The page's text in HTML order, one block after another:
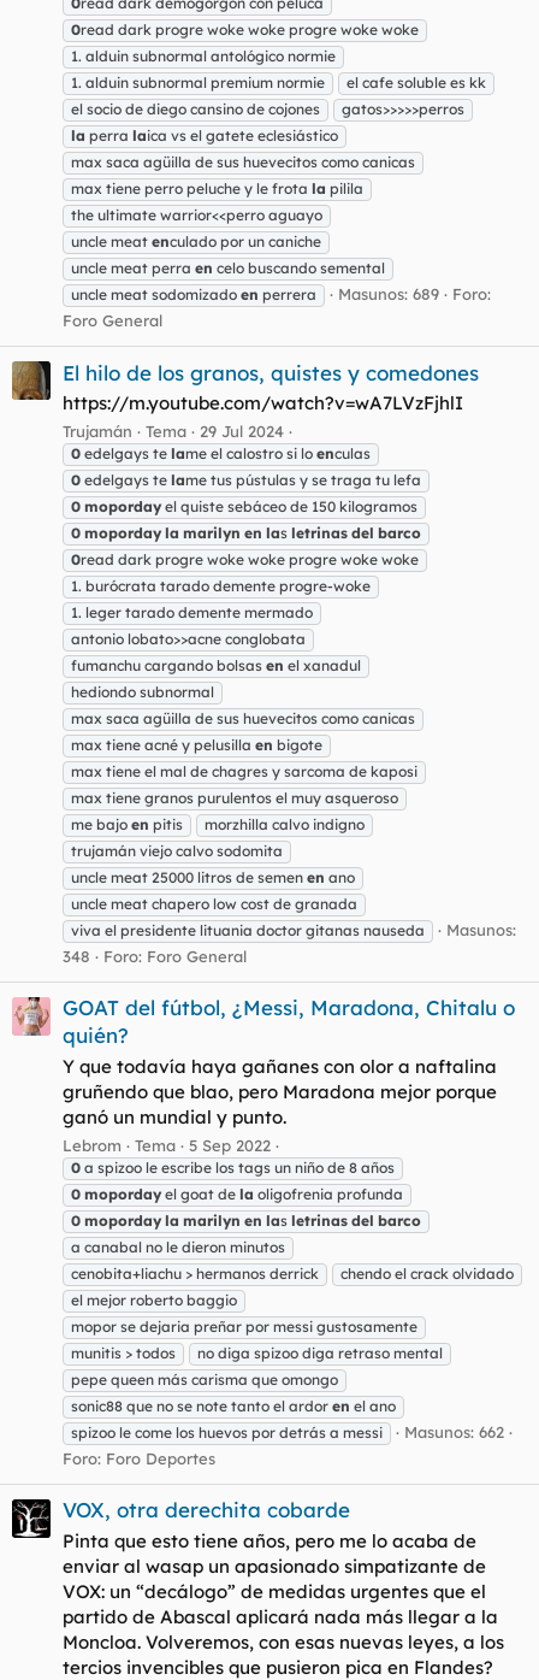
0read dark progre woke woke progre woke woke
1. alduin subnormal antológico normie
1. alduin subnormal premium normie
el cafe soluble es kk
el socio de diego cansino de cojones
gatos>>>>>perros
la perra laica vs el gatete eclesiástico
max saca agüilla de sus huevecitos como canicas
max tiene perro peluche y le frota la pilila
the ultimate warrior<<perro aguayo
uncle meat enculado por un caniche
uncle meat perra en celo buscando semental
uncle meat sodomizado en perrera Masunos: 689
Foro:
Foro General
El hilo de los granos, quistes y comedones
https://m.youtube.com/watch?v=wA7LVzFjhlI
Trujamán Tema 29 Jul 2024
0 edelgays te lame el calostro si lo enculas
0 edelgays te lame tus pústulas y se traga tu lefa
0 moporday el quiste sebáceo de 150 kilogramos
0 moporday la marilyn en las letrinas del barco
0read dark progre woke woke progre woke woke
1. burócrata tarado demente progre-woke
1. leger tarado demente mermado
antonio lobato>>acne conglobata
fumanchu cargando bolsas en el xanadul
hediondo subnormal
max saca agüilla de sus huevecitos como canicas
max tiene acné y pelusilla en bigote
max tiene el mal de chagres y sarcoma de kaposi
max tiene granos purulentos el muy asqueroso
me bajo en pitis
morzhilla calvo indigno
trujamán viejo calvo sodomita
uncle meat 25000 litros de semen en ano
uncle meat chapero low cost de granada
viva el presidente lituania doctor gitanas nauseda
Masunos:
348
Foro: Foro General
GOAT del fútbol, ¿Messi, Maradona, Chitalu o
quién?
Y que todavía haya gañanes con olor a naftalina
gruñendo que blao, pero Maradona mejor porque
ganó un mundial y punto.
Lebrom Tema 5 Sep 2022
0 a spizoo le escribe los tags un niño de 8 años
0 moporday el goat de la oligofrenia profunda
0 moporday la marilyn en las letrinas del barco
a canabal no le dieron minutos
cenobita+liachu > hermanos derrick
chendo el crack olvidado
el mejor roberto baggio
mopor se dejaria preñar por messi gustosamente
munitis > todos
no diga spizoo diga retraso mental
pepe queen más carisma que omongo
sonic88 que no se note tanto el ardor en el ano
spizoo le come los huevos por detrás a messi
Masunos: 662
Foro: Foro Deportes
VOX, otra derechita cobarde
Pinta que esto tiene años, pero me lo acaba de
enviar al wasap un apasionado simpatizante de
VOX: un “decálogo” de medidas urgentes que el
partido de Abascal aplicará nada más llegar a la
Moncloa. Volveremos, con esas nuevas leyes, a los
tercios invencibles que pusieron pica en Flandes?